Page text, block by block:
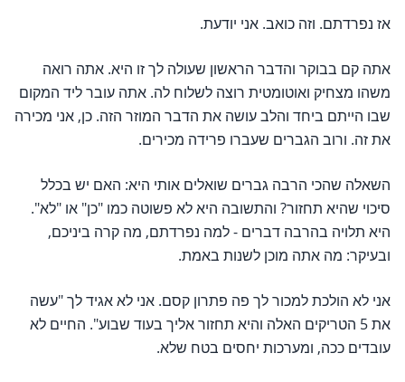
אז נפרדתם. וזה כואב. אני יודעת.
אתה קם בבוקר והדבר הראשון שעולה לך זו היא. אתה רואה
משהו מצחיק ואוטומטית רוצה לשלוח לה. אתה עובר ליד המקום
שבו הייתם ביחד והלב עושה את הדבר המוזר הזה. כן, אני מכירה
את זה. ורוב הגברים שעברו פרידה מכירים.
השאלה שהכי הרבה גברים שואלים אותי היא: האם יש בכלל
סיכוי שהיא תחזור? והתשובה היא לא פשוטה כמו "כן" או "לא".
היא תלויה בהרבה דברים - למה נפרדתם, מה קרה ביניכם,
ובעיקר: מה אתה מוכן לשנות באמת.
אני לא הולכת למכור לך פה פתרון קסם. אני לא אגיד לך "עשה
את 5 הטריקים האלה והיא תחזור אליך בעוד שבוע". החיים לא
עובדים ככה, ומערכות יחסים בטח שלא.